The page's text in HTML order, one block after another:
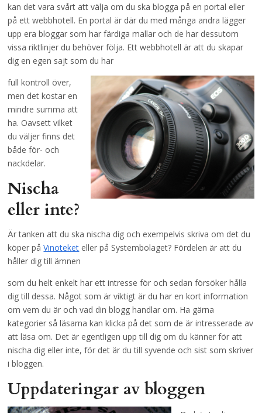
kan det vara svårt att välja om du ska blogga på en portal eller
på ett webbhotell. En portal är där du med många andra lägger
upp era bloggar som har färdiga mallar och de har dessutom
vissa riktlinjer du behöver följa. Ett webbhotell är att du skapar
dig en egen sajt som du har
full kontroll över,
men det kostar en
mindre summa att
ha. Oavsett vilket
du väljer finns det
både för- och
nackdelar.
Nischa
eller inte?
Är tanken att du ska nischa dig och exempelvis skriva om det du
köper påVinoteket eller på Systembolaget? Fördelen är att du
håller dig till ämnen
som du helt enkelt har ett intresse för och sedan försöker hålla
dig till dessa. Något som är viktigt är du har en kort information
om vem du är och vad din blogg handlar om. Ha gärna
kategorier så läsarna kan klicka på det som de är intresserade av
att läsa om. Det är egentligen upp till dig om du känner för att
nischa dig eller inte, för det är du till syvende och sist som skriver
i bloggen.
Uppdateringar av bloggen